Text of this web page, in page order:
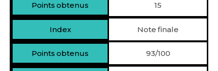
15
Note finale
93/100